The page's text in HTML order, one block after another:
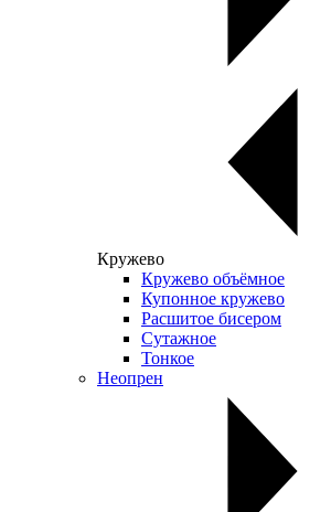
Кружево
Кружево объёмное
Купонное кружево
Расшитое бисером
Сутажное
Тонкое
Неопрен